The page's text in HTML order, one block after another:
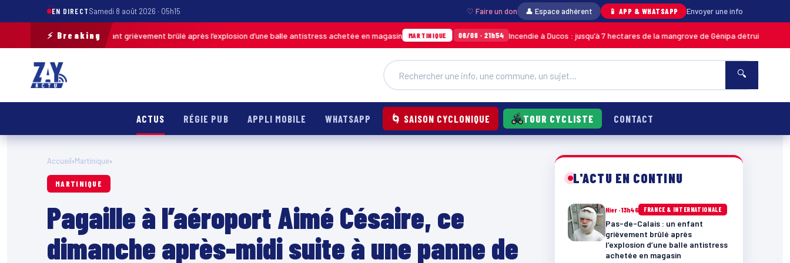
EN DIRECTSamedi 8 août 2026 · 05h15 ♡ Faire un don 👤 Espace adhérent 📱 APP & WHATSAPP Envoyer une info
⚡ Breaking
Calais : un enfant grièvement brûlé après l’explosion d’une balle antistress achetée en magasin MARTINIQUE 06/08 · 21h54 Incendie à Ducos : jusqu’à 7 hectares de la mangrove de Génipa détruits, le feu désormais
🔍
ACTUS RÉGIE PUB APPLI MOBILE WHATSAPP 🌀 SAISON CYCLONIQUE TOUR CYCLISTE CONTACT
Accueil›Martinique›
MARTINIQUE
Pagaille à l’aéroport Aimé Césaire, ce
dimanche après-midi suite à une panne de
L'ACTU EN CONTINU
Hier · 13h46 FRANCE & INTERNATIONALE
Pas-de-Calais : un enfant
grièvement brûlé après
l’explosion d’une balle antistress
achetée en magasin